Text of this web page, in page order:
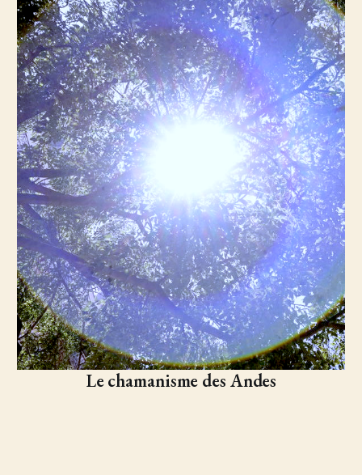
Le chamanisme des Andes